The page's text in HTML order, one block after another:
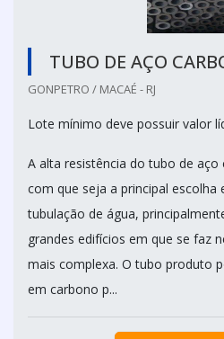
TUBO DE AÇO
GONPETRO / MACAÉ - RJ
Lote mínimo deve possuir valor
A alta resistência do tubo de
com que seja a principal escolha
tubulação de água,
grandes edifícios em que se faz
mais complexa. O tubo produto
em carbono p...